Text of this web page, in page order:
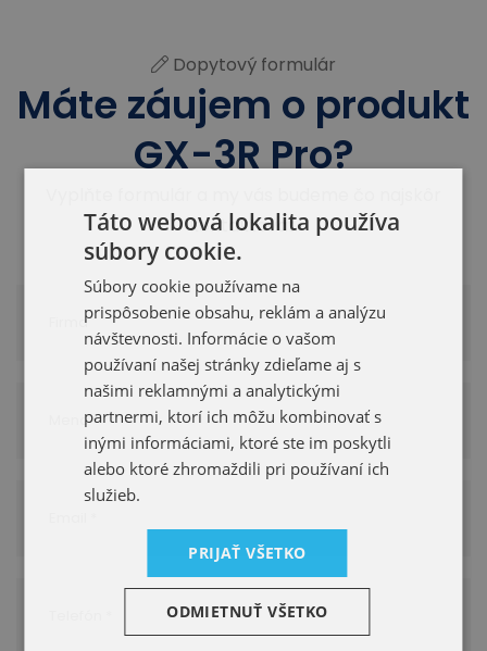
Dopytový formulár
Máte záujem o produkt
GX-3R Pro?
kontaktovať.
Táto webová lokalita používa
súbory cookie.
Súbory cookie používame na
prispôsobenie obsahu, reklám a analýzu
návštevnosti. Informácie o vašom
používaní našej stránky zdieľame aj s
našimi reklamnými a analytickými
partnermi, ktorí ich môžu kombinovať s
inými informáciami, ktoré ste im poskytli
alebo ktoré zhromaždili pri používaní ich
služieb.
PRIJAŤ VŠETKO
ODMIETNUŤ VŠETKO